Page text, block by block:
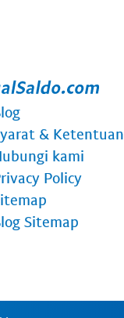
& Ketentuan
kami
Policy
Sitemap